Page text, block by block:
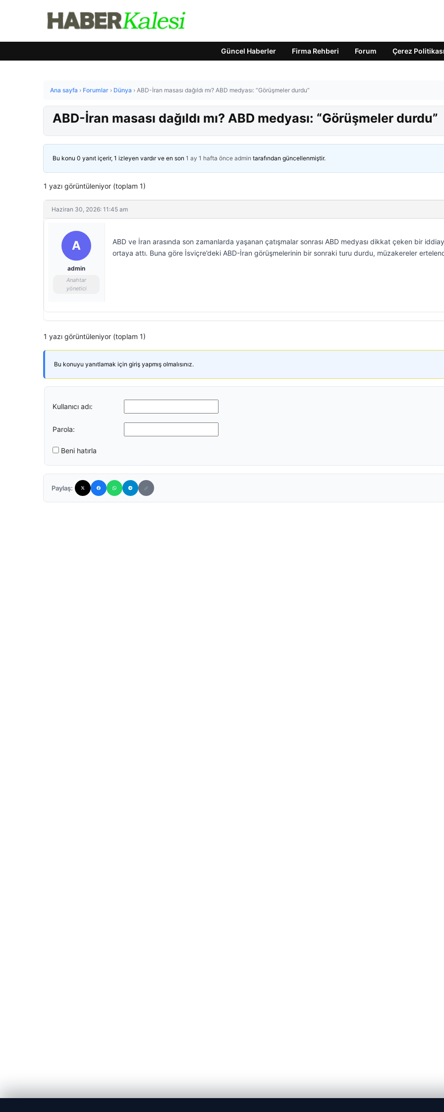
Güncel Haberler Firma Rehberi Forum Çerez Politikası
Ana sayfa › Forumlar › Dünya › ABD-İran masası dağıldı mı? ABD medyası: “Görüşmeler durdu”
ABD-İran masası dağıldı mı? ABD medyası: “Görüşmeler durdu”
Bu konu 0 yanıt içerir, 1 izleyen vardır ve en son 1 ay 1 hafta önce admin tarafından güncellenmiştir.
1 yazı görüntüleniyor (toplam 1)
Haziran 30, 2026: 11:45 am
A
admin
Anahtar
yönetici
ABD ve İran arasında son zamanlarda yaşanan çatışmalar sonrası ABD medyası dikkat çeken bir
ortaya attı. Buna göre İsviçre’deki ABD-İran görüşmelerinin bir sonraki turu durdu, müzakereler
1 yazı görüntüleniyor (toplam 1)
Bu konuyu yanıtlamak için giriş yapmış olmalısınız.
Kullanıcı adı:
Parola:
Beni hatırla
Paylaş: